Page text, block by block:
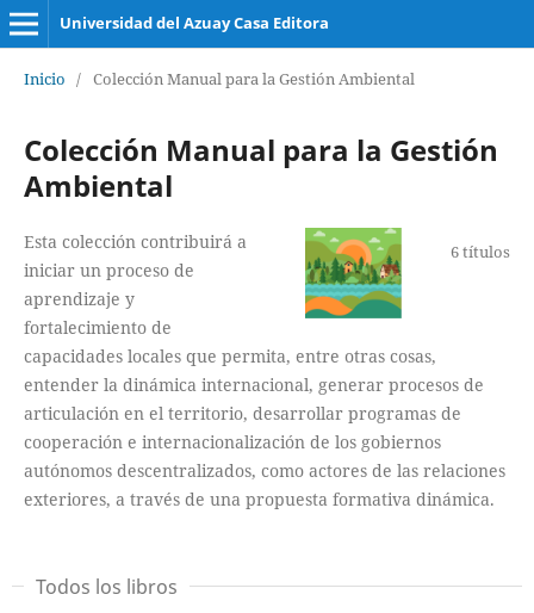
Universidad del Azuay Casa Editora
Inicio / Colección Manual para la Gestión Ambiental
Colección Manual para la Gestión
Ambiental
6 títulos
Esta colección contribuirá a
iniciar un proceso de
aprendizaje y
fortalecimiento de
capacidades locales que permita, entre otras cosas,
entender la dinámica internacional, generar procesos de
articulación en el territorio, desarrollar programas de
cooperación e internacionalización de los gobiernos
autónomos descentralizados, como actores de las relaciones
exteriores, a través de una propuesta formativa dinámica.
Todos los libros